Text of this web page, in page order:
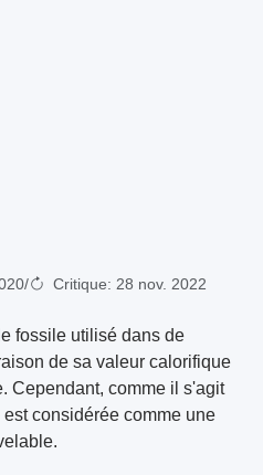
/ Critique: 28 nov. 2022
fossile utilisé dans de
de sa valeur calorifique
Cependant, comme il s'agit
considérée comme une